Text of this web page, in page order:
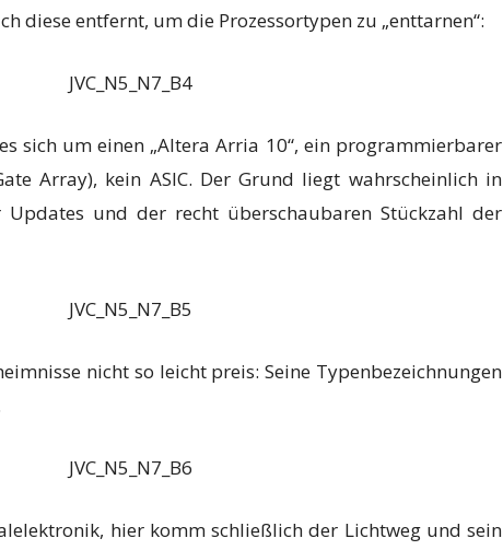
diese entfernt, um die Prozessortypen zu „enttarnen“:
sich um einen „Altera Arria 10“, ein programmierbarer
Array), kein ASIC. Der Grund liegt wahrscheinlich in
und der recht überschaubaren Stückzahl der
nicht so leicht preis: Seine Typenbezeichnungen
hier komm schließlich der Lichtweg und sein